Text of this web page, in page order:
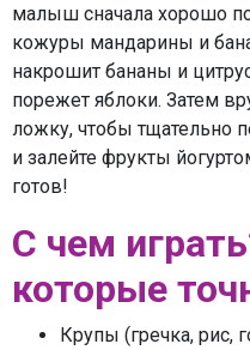
малыш сначала хорошо
кожуры мандарины и
накрошит бананы и
порежет яблоки. Затем
ложку, чтобы тщательно
и залейте фрукты
готов!
С чем
которые
Крупы (гречка, рис,